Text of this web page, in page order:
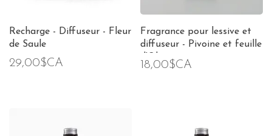
Recharge - Diffuseur - Fleur
de Saule
29,00$CA
Fragrance pour lessive et
diffuseur - Pivoine et feuille
d'Olivier
18,00$CA